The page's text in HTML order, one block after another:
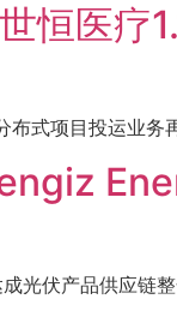
恒医疗
式项目投运业务
光伏产品供应链